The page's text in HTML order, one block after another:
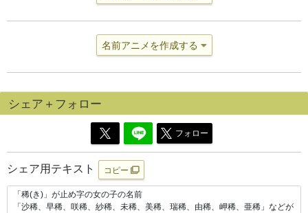
名前アニメを作成する
シェア＋フォロー
フォロー
シェア用テキスト コピー